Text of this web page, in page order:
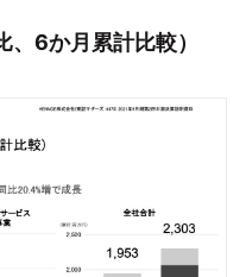
6か月累計比較）